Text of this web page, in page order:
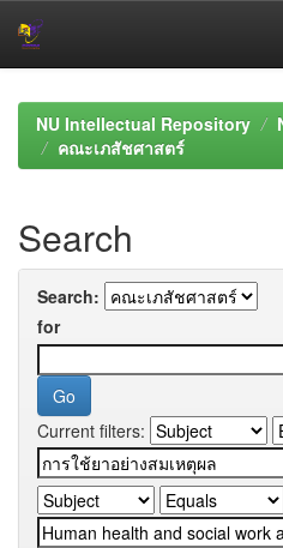
navigationNU Intellectual Repository
คณะเภสัชศาสตร์
Search
Search:
for
Current filters: